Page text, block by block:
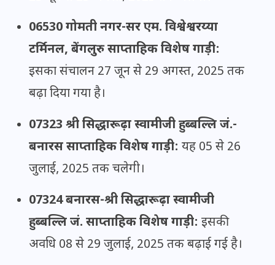
06530 गोमती नगर-सर एम. विश्वेश्वरय्या
टर्मिनल, बेंगलुरु साप्ताहिक विशेष गाड़ी:
इसका संचालन 27 जून से 29 अगस्त, 2025 तक
बढ़ा दिया गया है।
07323 श्री सिद्धारूढ़ा स्वामीजी हुब्बल्लि जं.-
बनारस साप्ताहिक विशेष गाड़ी: यह 05 से 26
जुलाई, 2025 तक चलेगी।
07324 बनारस-श्री सिद्धारूढ़ा स्वामीजी
हुब्बल्लि जं. साप्ताहिक विशेष गाड़ी: इसकी
अवधि 08 से 29 जुलाई, 2025 तक बढ़ाई गई है।